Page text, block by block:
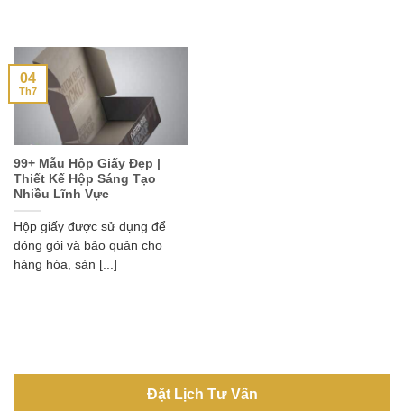
99+ Mẫu Hộp Giấy Đẹp |
Thiết Kế Hộp Sáng Tạo
Nhiều Lĩnh Vực
Hộp giấy được sử dụng để
đóng gói và bảo quản cho
hàng hóa, sản [...]
04
Th7
Đặt Lịch Tư Vấn